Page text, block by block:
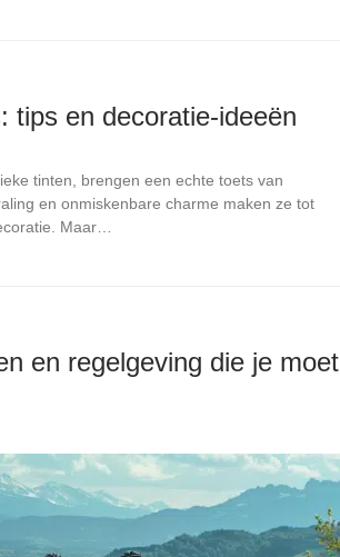
tips en decoratie-ideeën
tinten, brengen een echte toets van
en onmiskenbare charme maken ze tot
Maar…
en regelgeving die je moet